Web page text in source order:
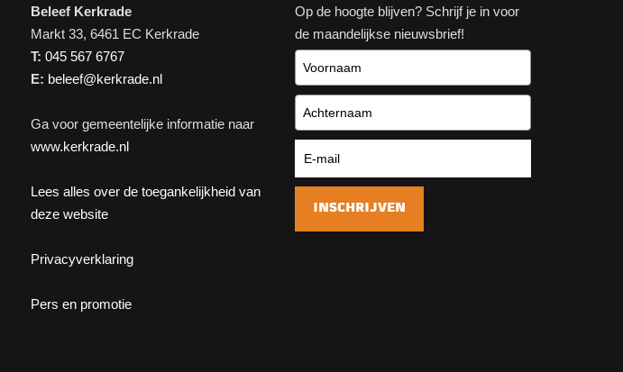
Beleef Kerkrade
Markt 33, 6461 EC Kerkrade
T: 045 567 6767
E: beleef@kerkrade.nl
Ga voor gemeentelijke informatie naar
www.kerkrade.nl
Lees alles over de toegankelijkheid van
deze website
Privacyverklaring
Pers en promotie
Op de hoogte blijven? Schrijf je in voor
de maandelijkse nieuwsbrief!
INSCHRIJVEN